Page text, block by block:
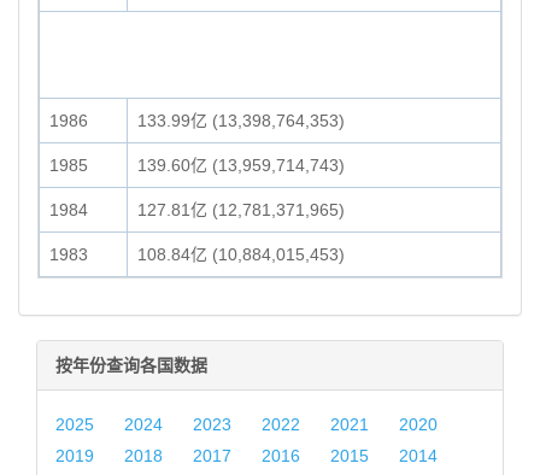
1986 133.99亿 (13,398,764,353)
1985 139.60亿 (13,959,714,743)
1984 127.81亿 (12,781,371,965)
1983 108.84亿 (10,884,015,453)
按年份查询各国数据
2025 2024 2023 2022 2021
2020
2019
2018 2017 2016 2015 2014